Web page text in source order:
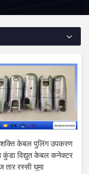
केबल पुलिंग उपकरण
कुंडा विद्युत केबल कनेक्टर
तार रस्सी घुमा